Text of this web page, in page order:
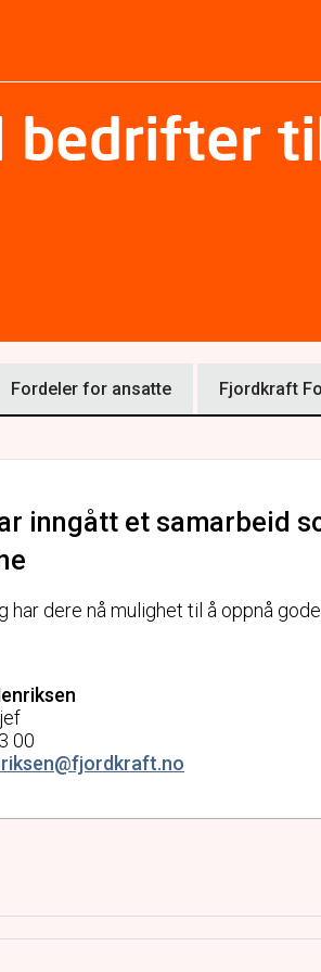
bedrifter
Fordeler for ansatte Fjordkraft
inngått et samarbeid
dere nå mulighet til å oppnå
00